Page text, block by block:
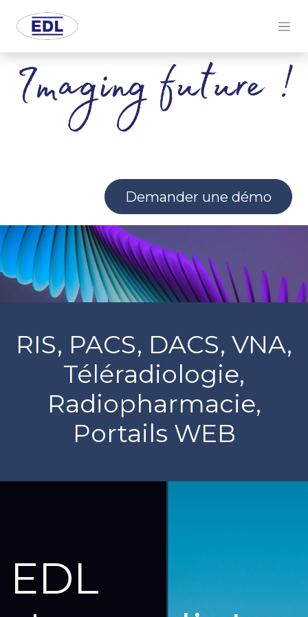
Demander une démo
RIS, PACS, DACS, VNA,
Téléradiologie,
Radiopharmacie,
Portails WEB
EDL